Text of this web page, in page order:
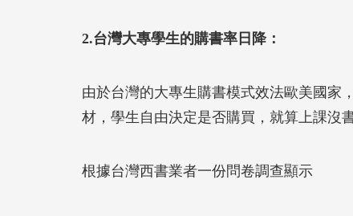
2.台灣大專學生的購書率日降：
由於台灣的大專生購書模式效法歐美國家
材，學生自由決定是否購買，就算上課沒
根據台灣西書業者一份問卷調查顯示